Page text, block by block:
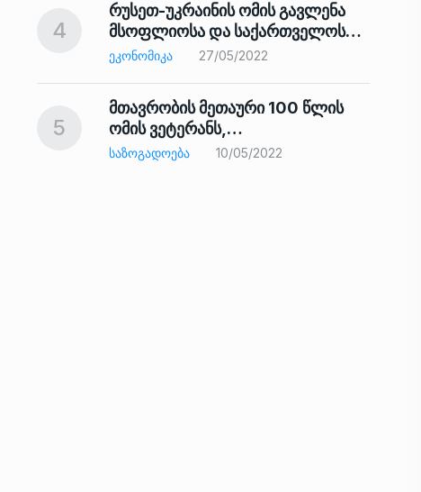
4
რუსეთ-უკრაინის ომის გავლენა
მსოფლიოსა და საქართველოს…
ᲔᲙᲝᲜᲝᲛᲘᲙᲐ 27/05/2022
5
მთავრობის მეთაური 100 წლის
ომის ვეტერანს,…
ᲡᲐᲖᲝᲒᲐᲓᲝᲔᲑᲐ 10/05/2022